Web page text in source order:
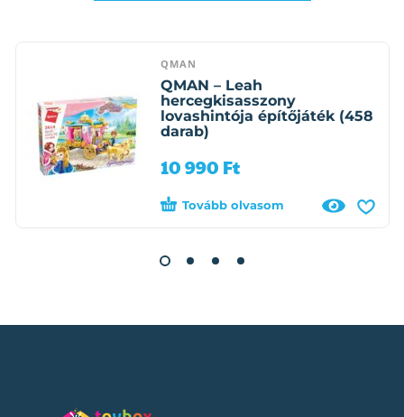
QMAN
QMAN – Leah
hercegkisasszony
lovashintója építőjáték (458
darab)
10 990 Ft
Tovább olvasom